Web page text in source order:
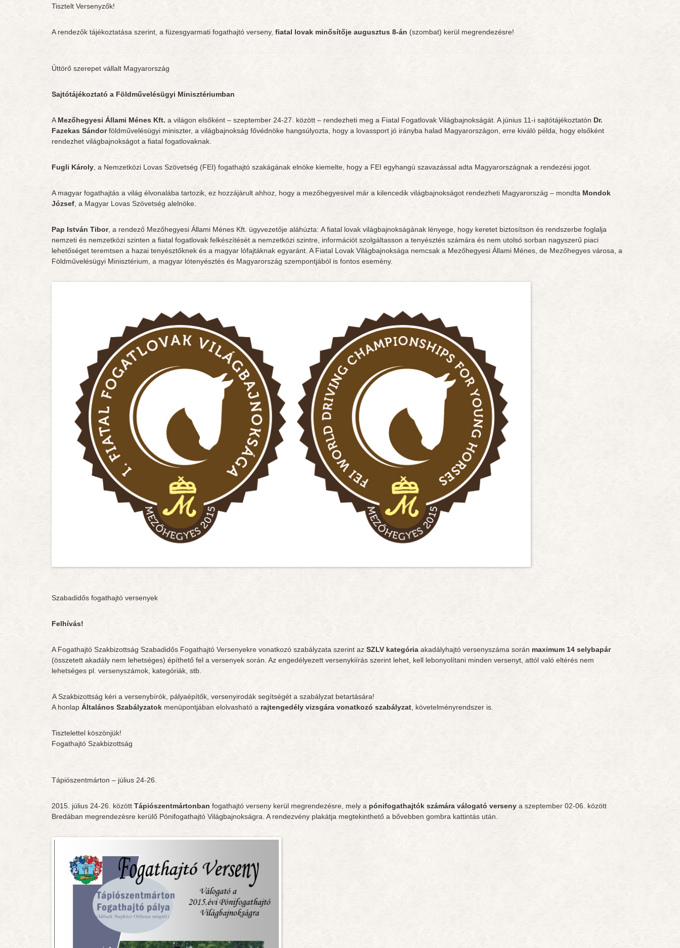
Tisztelt Versenyzők!
A rendezők tájékoztatása szerint, a füzesgyarmati fogathajtó verseny, fiatal lovak minősítője augusztus 8-án (szombat) kerül megrendezésre!
Úttörő szerepet vállalt Magyarország
Sajtótájékoztató a Földművelésügyi Minisztériumban
A Mezőhegyesi Állami Ménes Kft. a világon elsőként – szeptember 24-27. között – rendezheti meg a Fiatal Fogatlovak Világbajnokságát. A június 11-i sajtótájékoztatón Dr.
Fazekas Sándorföldművelésügyi miniszter, a világbajnokság fővédnöke hangsúlyozta, hogy a lovassport jó irányba halad Magyarországon, erre kiváló példa, hogy elsőként
rendezhet világbajnokságot a fiatal fogatlovaknak.
Fugli Károly , a Nemzetközi Lovas Szövetség (FEI) fogathajtó szakágának elnöke kiemelte, hogy a FEI egyhangú szavazással adta Magyarországnak a rendezési jogot.
A magyar fogathajtás a világ élvonalába tartozik, ez hozzájárult ahhoz, hogy a mezőhegyesivel már a kilencedik világbajnokságot rendezheti Magyarország – mondta Mondok
József , a Magyar Lovas Szövetség alelnöke.
Pap István Tibor, a rendező Mezőhegyesi Állami Ménes Kft. ügyvezetője aláhúzta: A fiatal lovak világbajnokságának lényege, hogy keretet biztosítson és rendszerbe foglalja
nemzeti és nemzetközi szinten a fiatal fogatlovak felkészítését a nemzetközi szintre, információt szolgáltasson a tenyésztés számára és nem utolsó sorban nagyszerű piaci
lehetőséget teremtsen a hazai tenyésztőknek és a magyar lófajtáknak egyaránt. A Fiatal Lovak Világbajnoksága nemcsak a Mezőhegyesi Állami Ménes, de Mezőhegyes városa, a
Földművelésügyi Minisztérium, a magyar lótenyésztés és Magyarország szempontjából is fontos esemény.
Szabadidős fogathajtó versenyek
Felhívás!
A Fogathajtó Szakbizottság Szabadidős Fogathajtó Versenyekre vonatkozó szabályzata szerint az SZLV kategória akadályhajtó versenyszáma során maximum 14 selybapár
(összetett akadály nem lehetséges) építhető fel a versenyek során. Az engedélyezett versenykiírás szerint lehet, kell lebonyolítani minden versenyt, attól való eltérés nem
lehetséges pl. versenyszámok, kategóriák, stb.
A Szakbizottság kéri a versenybírók, pályaépítők, versenyirodák segítségét a szabályzat betartására!
A honlap Általános Szabályzatok menüpontjában elolvasható a rajtengedély vizsgára vonatkozó szabályzat , követelményrendszer is.
Tisztelettel köszönjük!
Fogathajtó Szakbizottság
Tápiószentmárton – július 24-26.
2015. július 24-26. között Tápiószentmártonban fogathajtó verseny kerül megrendezésre, mely a pónifogathajtók számára válogató verseny a szeptember 02-06. között
Bredában megrendezésre kerülő Pónifogathajtó Világbajnokságra. A rendezvény plakátja megtekinthető a bővebben gombra kattintás után.